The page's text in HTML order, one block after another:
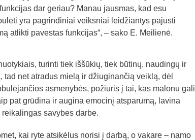
dar geriau? Manau jausmas, kad esu
yra pagrindiniai veiksniai leidžiantys pajusti
atlikti pavestas funkcijas“, – sako E. Meilienė.
turinti tiek iššūkių, tiek būtinų, naudingų ir
net atradus mielą ir džiuginančią veiklą, dėl
asmenybės, požiūris į tai, kas malonu gali
pat grūdina ir augina emocinį atsparumą, lavina
savybes darbe.
kai ryte atsikėlus norisi į darbą, o vakare – namo